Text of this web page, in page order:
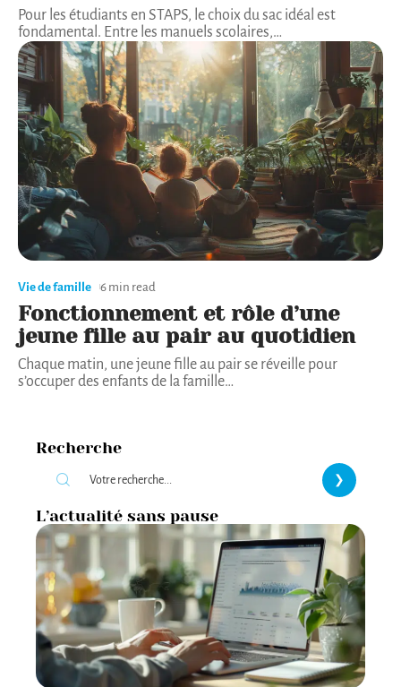
Pour les étudiants en STAPS, le choix du sac idéal est
fondamental. Entre les manuels scolaires,…
Vie de famille 6 min read
Fonctionnement et rôle d’une
jeune fille au pair au quotidien
Chaque matin, une jeune fille au pair se réveille pour
s’occuper des enfants de la famille…
Recherche
L’actualité sans pause